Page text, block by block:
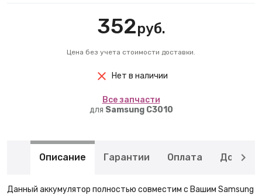
352руб.
Цена без учета стоимости доставки.
Нет в наличии
Вcе запчасти
для Samsung C3010
Описание Гарантии Оплата
Данный аккумулятор полностью совместим с Вашим Samsung